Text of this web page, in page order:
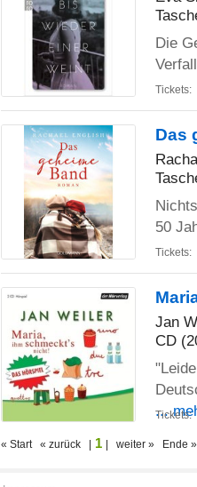
Die
Tickets:
Das
50
Tickets:
Jan
CD
...
Tickets:
« Start « zurück | 1 | weiter » Ende »